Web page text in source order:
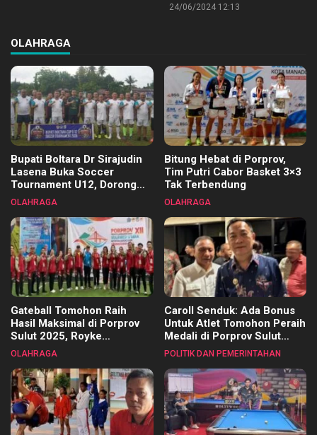
24/06/2024 12:13
OLAHRAGA
Bupati Boltara Dr Sirajudin
Lasena Buka Soccer
Tournament U12, Dorong
Pembinaan Merata di Setiap
OLAHRAGA
Bitung Hebat di Porprov,
Tim Putri Cabor Basket 3×3
Tak Terbendung
OLAHRAGA
Gateball Tomohon Raih
Hasil Maksimal di Porprov
Sulut 2025, Royke
Tangkawarouw Ucapkan
OLAHRAGA
Caroll Senduk: Ada Bonus
Untuk Atlet Tomohon Peraih
Medali di Porprov Sulut
2025
POLITIK DAN PEMERINTAHAN